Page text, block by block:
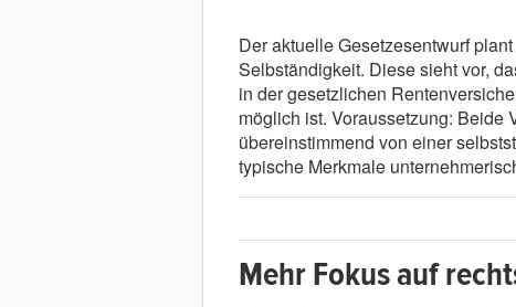
Der aktuelle Gesetzesentwurf
Selbständigkeit. Diese sieht vor,
in der gesetzlichen
möglich ist. Voraussetzung: Beide
übereinstimmend von einer
typische Merkmale
Mehr Fokus auf